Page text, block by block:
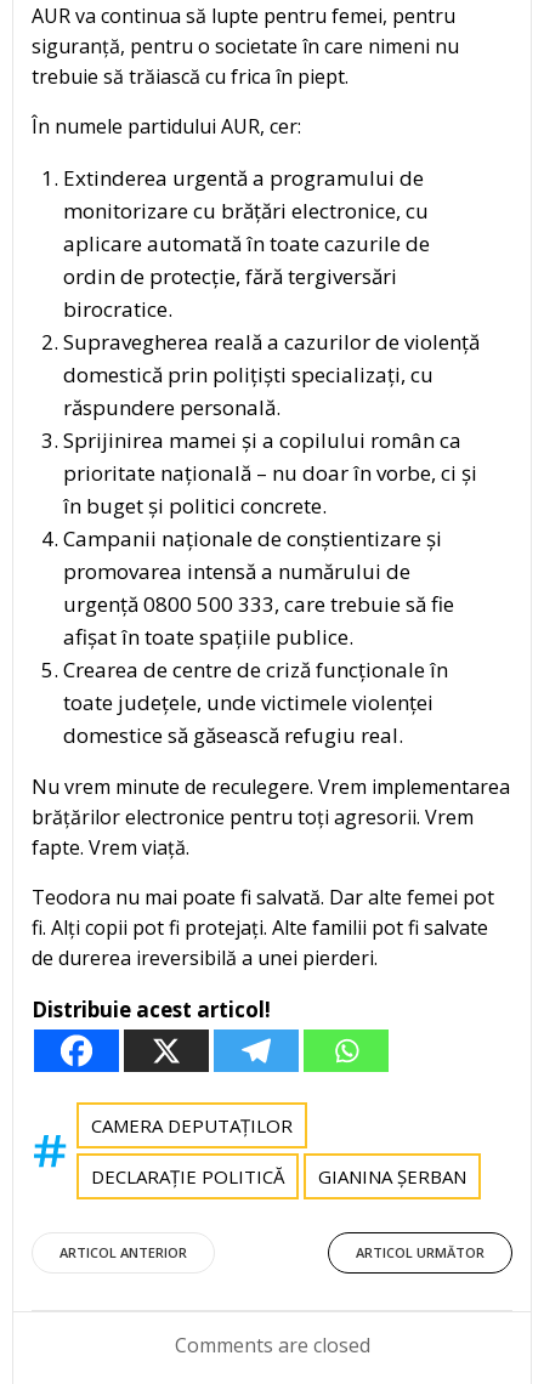
AUR va continua să lupte pentru femei, pentru
siguranță, pentru o societate în care nimeni nu
trebuie să trăiască cu frica în piept.
În numele partidului AUR, cer:
Extinderea urgentă a programului de
monitorizare cu brățări electronice, cu
aplicare automată în toate cazurile de
ordin de protecție, fără tergiversări
birocratice.
Supravegherea reală a cazurilor de violență
domestică prin polițiști specializați, cu
răspundere personală.
Sprijinirea mamei și a copilului român ca
prioritate națională – nu doar în vorbe, ci și
în buget și politici concrete.
Campanii naționale de conștientizare și
promovarea intensă a numărului de
urgență 0800 500 333, care trebuie să fie
afișat în toate spațiile publice.
Crearea de centre de criză funcționale în
toate județele, unde victimele violenței
domestice să găsească refugiu real.
Nu vrem minute de reculegere. Vrem implementarea
brățărilor electronice pentru toți agresorii. Vrem
fapte. Vrem viață.
Teodora nu mai poate fi salvată. Dar alte femei pot
fi. Alți copii pot fi protejați. Alte familii pot fi salvate
de durerea ireversibilă a unei pierderi.
Distribuie acest articol!
CAMERA DEPUTAȚILOR
DECLARAȚIE POLITICĂ GIANINA ȘERBAN
Post
navigation
ARTICOL ANTERIOR
Post
navigation
ARTICOL URMĂTOR
Comments are closed